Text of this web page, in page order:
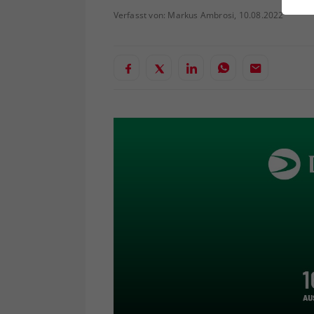
Verfasst von: Markus Ambrosi, 10.08.2022